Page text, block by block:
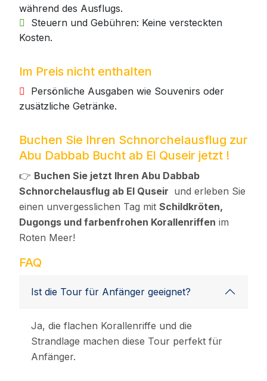
während des Ausflugs.
Steuern und Gebühren: Keine versteckten
Kosten.
Im Preis nicht enthalten
Persönliche Ausgaben wie Souvenirs oder
zusätzliche Getränke.
Buchen Sie Ihren Schnorchelausflug zur
Abu Dabbab Bucht ab El Quseir jetzt !
👉 Buchen Sie jetzt Ihren Abu Dabbab
Schnorchelausflug ab El Quseir und erleben Sie
einen unvergesslichen Tag mit Schildkröten,
Dugongs und farbenfrohen Korallenriffen im
Roten Meer!
FAQ
Ist die Tour für Anfänger geeignet?
Ja, die flachen Korallenriffe und die
Strandlage machen diese Tour perfekt für
Anfänger.